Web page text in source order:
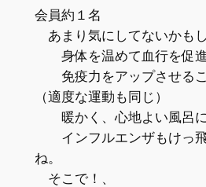
会員約１名
あまり気にしてないかも
身体を温めて血行を促
免疫力をアップさせるこ
（適度な運動も同じ）
暖かく、心地よい風呂に
インフルエンザもけっ飛
ね。
そこで！、